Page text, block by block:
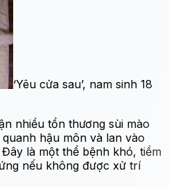
‘Yêu cửa sau’, nam sinh 18
nhiều tổn thương sùi mào
hậu môn và lan vào
là một thể bệnh khó, tiềm
nếu không được xử trí